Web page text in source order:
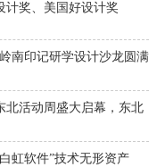
计奖、美国好设计奖
南印记研学设计沙龙圆满
北活动周盛大启幕，东北
虹软件”技术无形资产